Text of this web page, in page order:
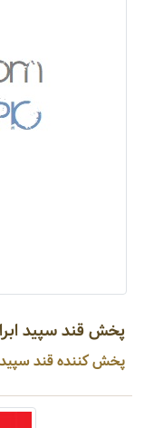
پخش قند سپید
پخش کننده قند